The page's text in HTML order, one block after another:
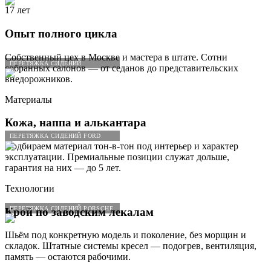
ПЕРЕТЯЖКА СИДЕНИЙ
ПЕРЕТЯЖКА СИДЕНИЙ FORD
ПЕРЕТЯЖКА СИДЕНИЙ PORSCHE
17 лет
Опыт полного цикла
Собственный цех в Москве и мастера в штате. Сотни
собранных салонов — от седанов до представительских
внедорожников.
Материалы
Кожа, наппа и алькантара
Подбираем материал тон-в-тон под интерьер и характер
эксплуатации. Премиальные позиции служат дольше,
гарантия на них — до 5 лет.
Технологии
Крой по заводским лекалам
Шьём под конкретную модель и поколение, без морщин и
складок. Штатные системы кресел — подогрев, вентиляция,
память — остаются рабочими.